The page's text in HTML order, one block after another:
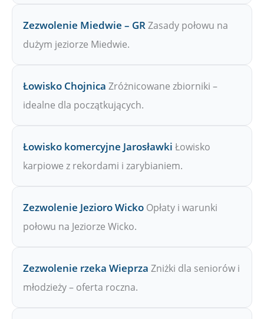
Zezwolenie Miedwie – GRZasady połowu na
dużym jeziorze Miedwie.
Łowisko Chojnica Zróżnicowane zbiorniki –
idealne dla początkujących.
Łowisko komercyjne Jarosławki Łowisko
karpiowe z rekordami i zarybianiem.
Zezwolenie Jezioro Wicko Opłaty i warunki
połowu na Jeziorze Wicko.
Zezwolenie rzeka Wieprza Zniżki dla seniorów i
młodzieży – oferta roczna.